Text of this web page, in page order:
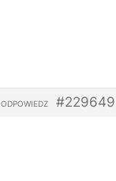
#229649
ODPOWIEDZ